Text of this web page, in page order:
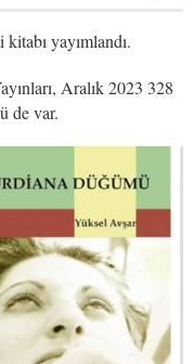
yayımlandı.
Aralık 2023 328
de var.